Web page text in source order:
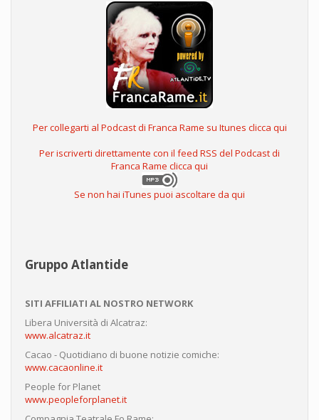
Per collegarti al Podcast di Franca Rame su Itunes clicca qui
Per iscriverti direttamente con il feed RSS del Podcast di
Franca Rame clicca qui
Se non hai iTunes puoi ascoltare da qui
Gruppo Atlantide
SITI AFFILIATI AL NOSTRO NETWORK
Libera Università di Alcatraz:
www.alcatraz.it
Cacao - Quotidiano di buone notizie comiche:
www.cacaonline.it
People for Planet
www.peopleforplanet.it